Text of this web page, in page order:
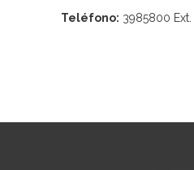
Teléfono: 3985800 Ext.